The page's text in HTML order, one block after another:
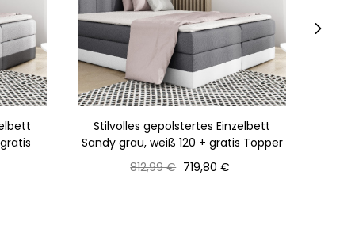
Stilvolles gepolstertes Einzelbett
Sandy grau, weiß 120 + gratis Topper
Normaler
812,99 € Preis
719,80 €